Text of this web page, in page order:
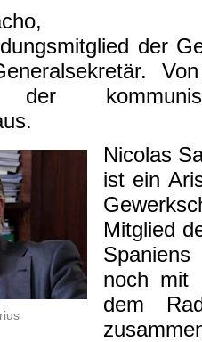
der
der
Nicolas
ist ein
Mitglied
noch mit
dem